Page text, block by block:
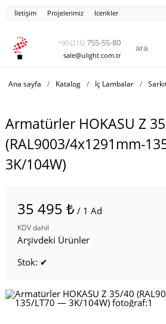
İletişim Projelerimiz Icerikler
+90 (216) 755-55-80
sale@ulight.com.tr
Ana sayfa / Katalog / İç Lambalar /
Armatürler HOKASU Z
(RAL9003/4x1291mm-
3K/104W)
35 495 ₺ / 1 Ad
KDV dahil
Arşivdeki Ürünler
Stok: ✔